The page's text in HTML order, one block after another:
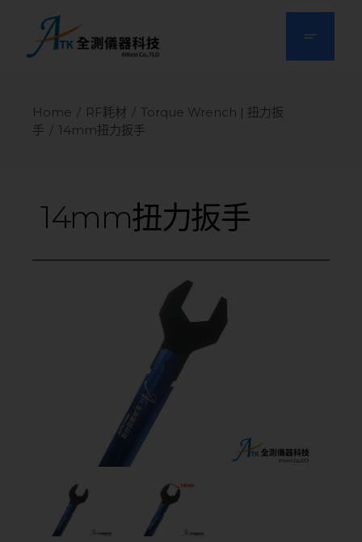
Home RF耗材
Torque Wrench | 扭力扳
手
14mm扭力扳手
14mm扭力扳手